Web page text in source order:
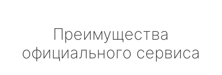
Преимущества
официального сервиса